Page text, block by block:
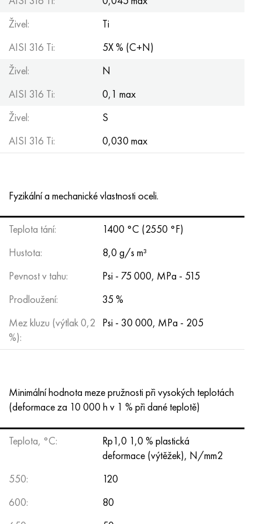
Živel:
Ti
AISI 316 Ti:
5X % (C+N)
Živel:
N
AISI 316 Ti:
0,1 max
Živel:
S
AISI 316 Ti:
0,030 max
Fyzikální a mechanické vlastnosti oceli.
Teplota tání:
1400 °C (2550 °F)
Hustota:
8,0 g/s m³
Pevnost v tahu:
Psi - 75 000, MPa - 515
Prodloužení:
35 %
Mez kluzu (výtlak 0,2
%):
Psi - 30 000, MPa - 205
Minimální hodnota meze pružnosti při vysokých teplotách
(deformace za 10 000 h v 1 % při dané teplotě)
Teplota, °C:
Rp1,0 1,0 % plastická
deformace (výtěžek), N/mm2
550:
120
600:
80
Nimonic 90
Haynes 25
Haynes 188
Haynes 230
Hastelloy b2
Hastelloy C-276
Hastelloy C2000
Hastelloy 3
Udimet 500
Udimet 720
Přesná trubka
H70MFV
AM-350 – AM-5548
Custom 450® - uns S45000
Řecký Ascoloy 418
Potrubí odolné proti korozi
45Х14Н14В2М
65X13
90X18MF
95 x 18
ac35g2, 36smnpb14, 1.0765
40hn2ma, 34CrNiMo4, 36hnm
38 hodin, 37 hodin
38XA, 37Cr4, AISI 5135
38HN3MFA, 35nicrmov12-5
40XFA, 1,7223, AISI 4142
45X, 45h, 1,7035
45HN2MFA, k2425, 45hnmf